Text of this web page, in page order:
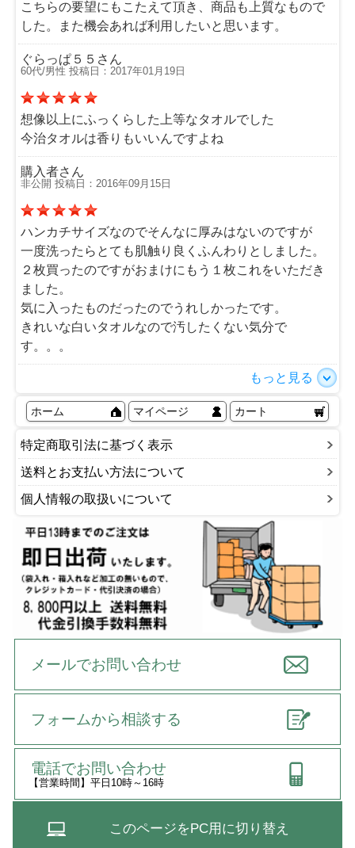
こちらの要望にもこたえて頂き、商品も上質なもので
した。また機会あれば利用したいと思います。
ぐらっぱ５５さん
60代/男性 投稿日：2017年01月19日
想像以上にふっくらした上等なタオルでした
今治タオルは香りもいいんですよね
購入者さん
非公開 投稿日：2016年09月15日
ハンカチサイズなのでそんなに厚みはないのですが
一度洗ったらとても肌触り良くふんわりとしました。
２枚買ったのですがおまけにもう１枚これをいただき
ました。
気に入ったものだったのでうれしかったです。
きれいな白いタオルなので汚したくない気分で
す。。。
もっと見る
ホーム マイページ カート
特定商取引法に基づく表示
送料とお支払い方法について
個人情報の取扱いについて
メールでお問い合わせ
フォームから相談する
電話でお問い合わせ
【営業時間】平日10時～16時
このページをPC用に切り替え